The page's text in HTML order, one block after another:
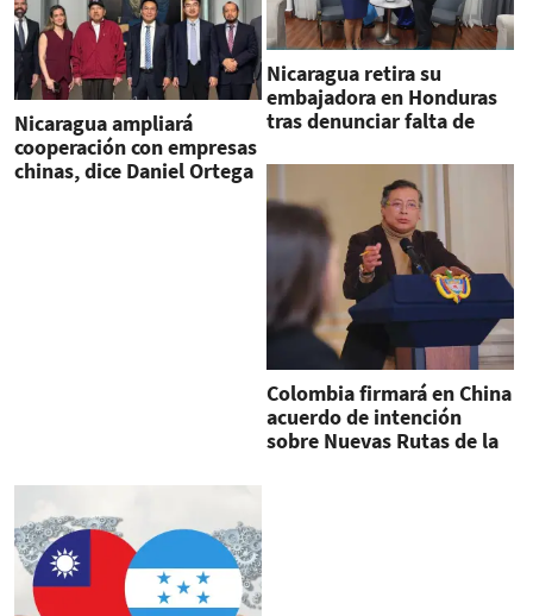
Nicaragua ampliará
cooperación con empresas
chinas, dice Daniel Ortega
Nicaragua retira su
embajadora en Honduras
tras denunciar falta de
Colombia firmará en China
acuerdo de intención
sobre Nuevas Rutas de la